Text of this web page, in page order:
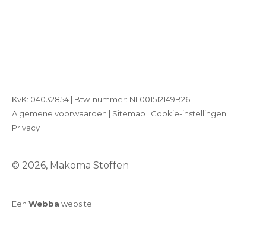
© 2026, Makoma Stoffen
KvK: 04032854 | Btw-nummer: NL001512149B26
Algemene voorwaarden | Sitemap | Cookie-instellingen |
Privacy
Een Webba website